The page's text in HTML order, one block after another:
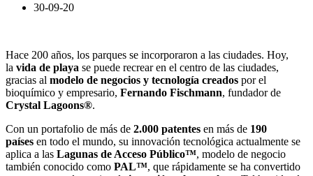
30-09-20
Hace 200 años, los parques se incorporaron a las ciudades. Hoy,
la vida de playa se puede recrear en el centro de las ciudades,
gracias al modelo de negocios y tecnología creados por el
bioquímico y empresario, Fernando Fischmann, fundador de
Crystal Lagoons®.
Con un portafolio de más de 2.000 patentes en más de 190
países en todo el mundo, su innovación tecnológica actualmente se
aplica a las Lagunas de Acceso Público™, modelo de negocio
también conocido como PAL™, que rápidamente se ha convertido